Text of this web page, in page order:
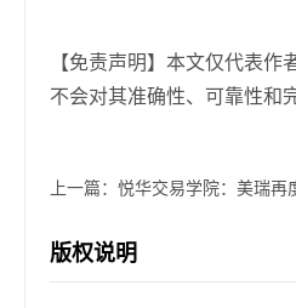
【免责声明】本文仅代表
不会对其准确性、可靠性和
上一篇： 悦华交易学院：美瑞再
版权说明